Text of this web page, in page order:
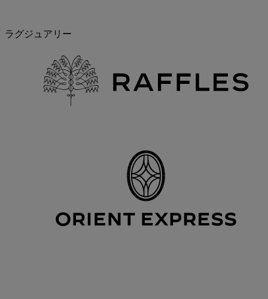
ラグジュアリー